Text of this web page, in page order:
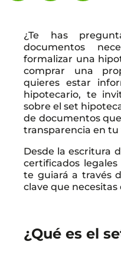
¿Te has
documentos
formalizar una
comprar una
quieres estar
hipotecario, te
sobre el set
de documentos
transparencia en
Desde la escritura
certificados
te guiará a través
clave que necesitas
¿Qué es el